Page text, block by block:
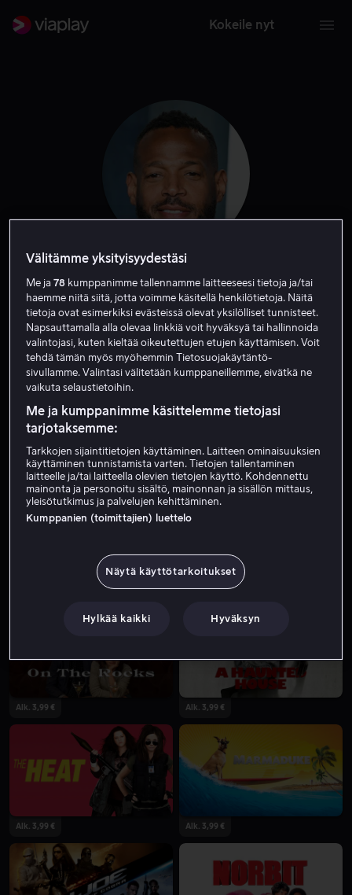
Kokeile nyt
Marlon Wayans
Tuottaja Näyttelijä Ääni Kirjoittaja
Osta 18,99 € Alk. 4,99 €
Alk. 3,99 € Alk. 3,99 €
Alk. 3,99 € Alk. 3,99 €
Välitämme yksityisyydestäsi
Me ja78 kumppanimme tallennamme laitteeseesi tietoja ja/tai
haemme niitä siitä, jotta voimme käsitellä henkilötietoja. Näitä
tietoja ovat esimerkiksi evästeissä olevat yksilölliset tunnisteet.
Napsauttamalla alla olevaa linkkiä voit hyväksyä tai hallinnoida
valintojasi, kuten kieltää oikeutettujen etujen käyttämisen. Voit
tehdä tämän myös myöhemmin Tietosuojakäytäntö-
sivullamme. Valintasi välitetään kumppaneillemme, eivätkä ne
vaikuta selaustietoihin.
Me ja kumppanimme käsittelemme tietojasi
tarjotaksemme:
Tarkkojen sijaintitietojen käyttäminen. Laitteen ominaisuuksien
käyttäminen tunnistamista varten. Tietojen tallentaminen
laitteelle ja/tai laitteella olevien tietojen käyttö. Kohdennettu
mainonta ja personoitu sisältö, mainonnan ja sisällön mittaus,
yleisötutkimus ja palvelujen kehittäminen.
Kumppanien (toimittajien) luettelo
Näytä käyttötarkoitukset
Hylkää kaikki Hyväksyn